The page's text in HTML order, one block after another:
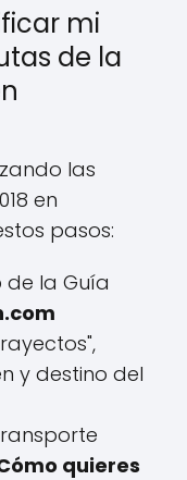
mi
de la
las
en
pasos:
de la Guía
y destino del
quieres